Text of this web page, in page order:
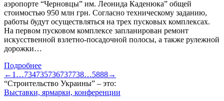
аэропорте “Черновцы” им. Леонида Каденюка” общей
стоимостью 950 млн грн. Согласно техническому заданию,
работы будут осуществляться на трех пусковых комплексах.
На первом пусковом комплексе запланирован ремонт
искусственной взлетно-посадочной полосы, а также рулежной
дорожки…
Подробнее
← 1 …734735736737738…5888→
“Строительство Украины” – это:
Выставки, ярмарки, конференции